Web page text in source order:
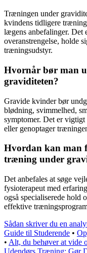
Træningen under
kvindens tidligere
lægens anbefalinger. Det
overanstrengelse, holde
træningsudstyr.
Hvornår bør man
graviditeten?
Gravide kvinder bør
blødning, svimmelhed,
symptomer. Det er
eller genoptager
Hvordan kan man
træning under
Det anbefales at søge
fysioterapeut med
også specialiserede hold
effektive
Sådan skriver du en
Guide til Studerende •
• Alt, du behøver at vide
Udendørs Træning: Gør